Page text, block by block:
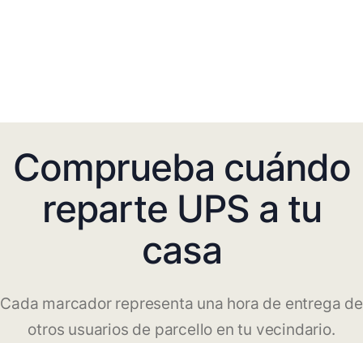
Comprueba cuándo
reparte UPS a tu
casa
Cada marcador representa una hora de entrega de
otros usuarios de parcello en tu vecindario.